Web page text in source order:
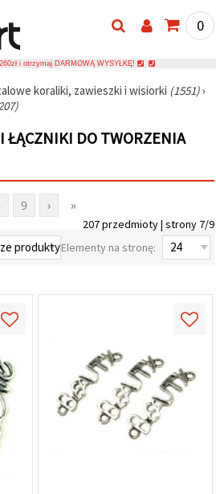
0
i otrzymaj DARMOWĄ WYSYŁKĘ!
koraliki, zawieszki i wisiorki (1551)›
ŁĄCZNIKI DO TWORZENIA
9 › »
207 przedmioty | strony 7/9
Elementy na stronę: